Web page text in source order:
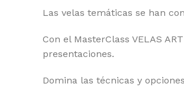
Las velas temáticas se han
Con el MasterClass VELAS
presentaciones.
Domina las técnicas y